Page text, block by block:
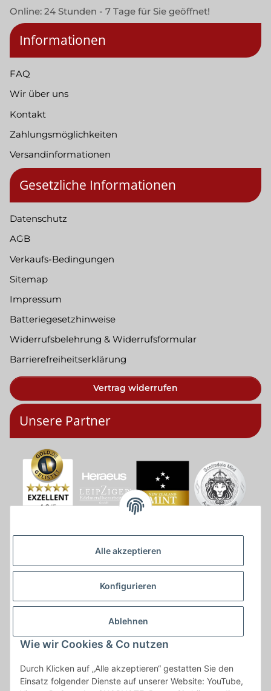
Alle akzeptieren
Konfigurieren
Ablehnen
Wie wir Cookies & Co nutzen
Durch Klicken auf „Alle akzeptieren“ gestatten Sie den
Einsatz folgender Dienste auf unserer Website: YouTube,
Online: 24 Stunden - 7 Tage für Sie geöffnet!
Informationen
FAQ
Wir über uns
Kontakt
Zahlungsmöglichkeiten
Versandinformationen
Gesetzliche Informationen
Datenschutz
AGB
Verkaufs-Bedingungen
Sitemap
Impressum
Batteriegesetzhinweise
Widerrufsbelehrung & Widerrufsformular
Barrierefreiheitserklärung
Vertrag widerrufen
Unsere Partner
* * Lieferzeiten gelten ab Zahlungseingang und innerhalb
Deutschland.Irrtümer vorbehalten. Angaben zur